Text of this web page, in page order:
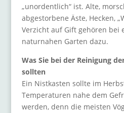
„unordentlich“ ist. Alte,
abgestorbene Äste, Hecken,
Verzicht auf Gift gehören bei
naturnahen Garten dazu.
Was Sie bei der Reinigung
sollten
Ein Nistkasten sollte im
Temperaturen nahe dem
werden, denn die meisten